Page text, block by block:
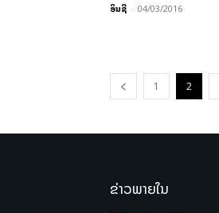
ອິນຊີ - 04/03/2016
1 2
ຂ່າວພາຍໃນ